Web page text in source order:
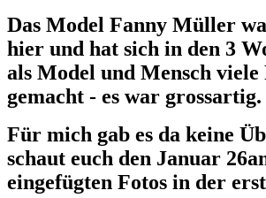
Das Model Fanny Müller
hier und hat sich in den 3
als Model und Mensch viele
gemacht - es war grossartig.
Für mich gab es da keine
schaut euch den Januar
eingefügten Fotos in der